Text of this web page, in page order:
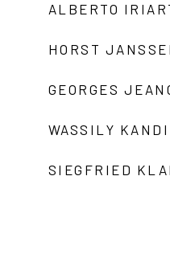
ALBERTO
HORST
GEORGES
WASSILY
SIEGFRIED